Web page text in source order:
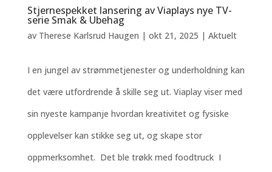
Stjernespekket lansering av Viaplays nye TV-
serie Smak & Ubehag
av Therese Karlsrud Haugen | okt 21, 2025 | Aktuelt
I en jungel av strømmetjenester og underholdning kan
det være utfordrende å skille seg ut. Viaplay viser med
sin nyeste kampanje hvordan kreativitet og fysiske
opplevelser kan stikke seg ut, og skape stor
oppmerksomhet. Det ble trøkk med foodtruck I